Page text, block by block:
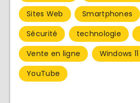
Sites Web
Smartphones
Sécurité
technologie
Vente en ligne
Windows 11
YouTube